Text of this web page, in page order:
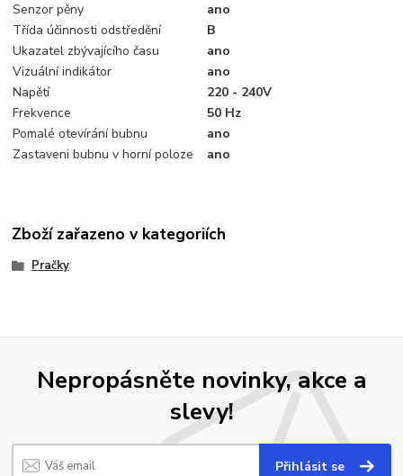
Senzor pěny
ano
Třída účinnosti odstředění
B
Ukazatel zbývajícího času
ano
Vizuální indikátor
ano
Napětí
220 - 240V
Frekvence
50 Hz
Pomalé otevírání bubnu
ano
Zastaveni bubnu v horní poloze
ano
Zboží zařazeno v kategoriích
Pračky
Nepropásněte novinky, akce a
slevy!
Přihlásit se